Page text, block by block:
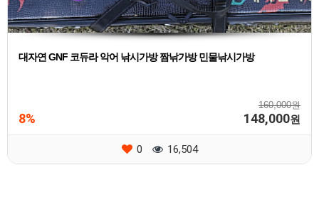
대자연 GNF 코듀라 악어 낚시가방 짬낚가방 민물낚시가방
160,000원
8% 148,000원
0 16,504